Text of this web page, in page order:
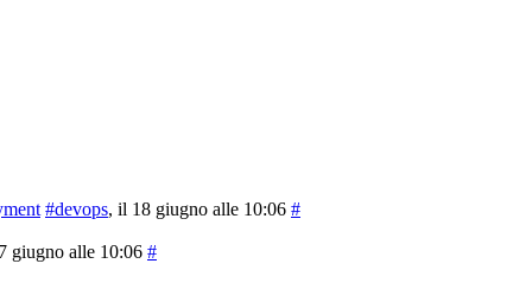
#devops, il 18 giugno alle 10:06 #
giugno alle 10:06 #